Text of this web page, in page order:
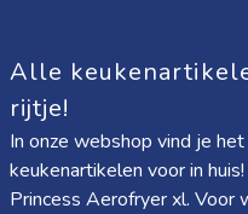
Alle
rijtje!
In onze webshop vind je
keukenartikelen voor in huis!
Princess Aerofryer xl. Voor